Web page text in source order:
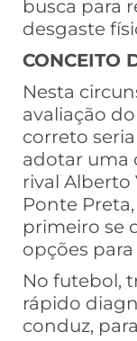
busca para
desgaste
CONCEITO
Nesta
avaliação
correto
adotar uma
rival
Ponte
primeiro se
opções
No futebol,
rápido
conduz,